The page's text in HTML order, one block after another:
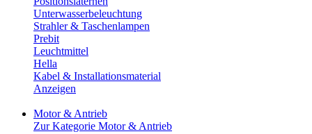
Unterwasserbeleuchtung
Strahler & Taschenlampen
Prebit
Leuchtmittel
Hella
Kabel & Installationsmaterial
Anzeigen
Motor & Antrieb
Zur Kategorie Motor & Antrieb